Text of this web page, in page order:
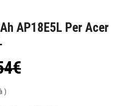
AP18E5L Per Acer
)